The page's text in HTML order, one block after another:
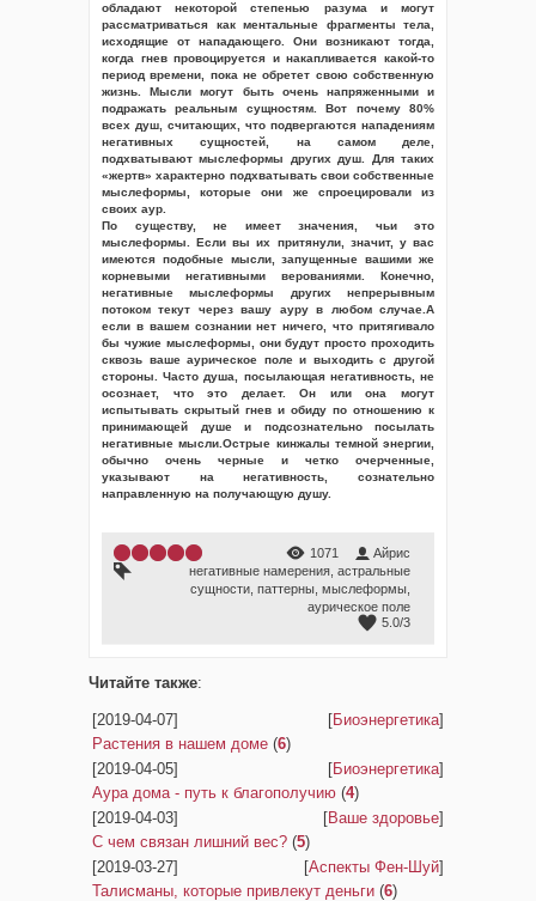
обладают некоторой степенью разума и могут
рассматриваться как ментальные фрагменты тела,
исходящие от нападающего. Они возникают тогда,
когда гнев провоцируется и накапливается какой-то
период времени, пока не обретет свою собственную
жизнь. Мысли могут быть очень напряженными и
подражать реальным сущностям. Вот почему 80%
всех душ, считающих, что подвергаются нападениям
негативных сущностей, на самом деле,
подхватывают мыслеформы других душ. Для таких
«жертв» характерно подхватывать свои собственные
мыслеформы, которые они же спроецировали из
своих аур.
По существу, не имеет значения, чьи это
мыслеформы. Если вы их притянули, значит, у вас
имеются подобные мысли, запущенные вашими же
корневыми негативными верованиями. Конечно,
негативные мыслеформы других непрерывным
потоком текут через вашу ауру в любом случае.А
если в вашем сознании нет ничего, что притягивало
бы чужие мыслеформы, они будут просто проходить
сквозь ваше аурическое поле и выходить с другой
стороны. Часто душа, посылающая негативность, не
осознает, что это делает. Он или она могут
испытывать скрытый гнев и обиду по отношению к
принимающей душе и подсознательно посылать
негативные мысли.Острые кинжалы темной энергии,
обычно очень черные и четко очерченные,
указывают на негативность, сознательно
направленную на получающую душу.
1071
Айрис
негативные намерения астральные
сущности паттерны мыслеформы
аурическое поле
5.0/3
Читайте также:
[2019-04-07] [Биоэнергетика]
Растения в нашем доме (6)
[2019-04-05]
[Биоэнергетика]
Аура дома - путь к благополучию (4)
[2019-04-03]
[Ваше здоровье]
С чем связан лишний вес? (5)
[2019-03-27]
[Аспекты Фен-Шуй]
Талисманы, которые привлекут деньги (6)